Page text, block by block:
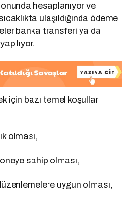
hesaplanıyor ve
ulaşıldığında ödeme
banka transferi ya da
için bazı temel koşullar
olması,
sahip olması,
uygun olması,